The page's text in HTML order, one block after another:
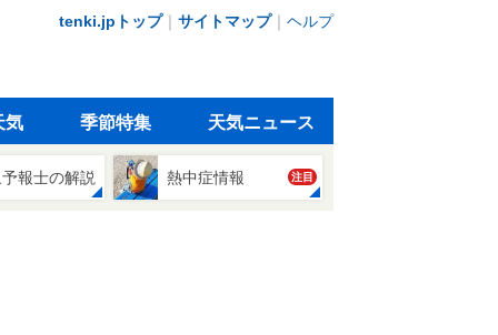
tenki.jpトップ｜ サイトマップ｜ ヘルプ
気 季節特集 天気ニュース
報士の解説 熱中症情報 注目